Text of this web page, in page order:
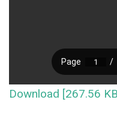
Download [267.56